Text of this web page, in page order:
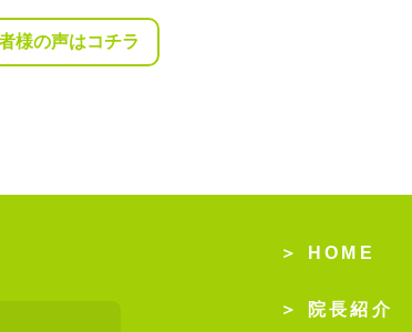
様の声はコチラ
＞ HOME
＞ 院長紹介